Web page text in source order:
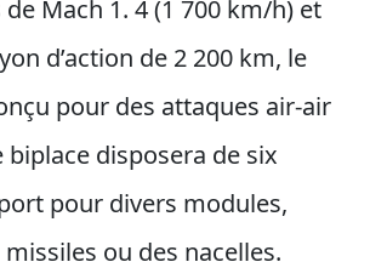
Mach 1. 4 (1 700 km/h) et
d’action de 2 200 km, le
pour des attaques air-air
biplace disposera de six
pour divers modules,
ou des nacelles.